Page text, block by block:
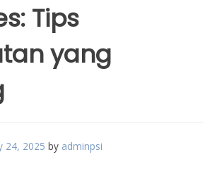
Tips
yang
24, 2025 by adminpsi